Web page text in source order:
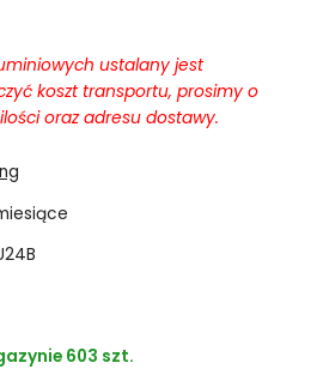
ustalany jest
koszt transportu, prosimy o
oraz adresu dostawy.
603 szt.